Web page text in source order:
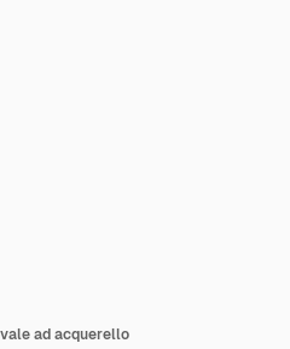
ad acquerello